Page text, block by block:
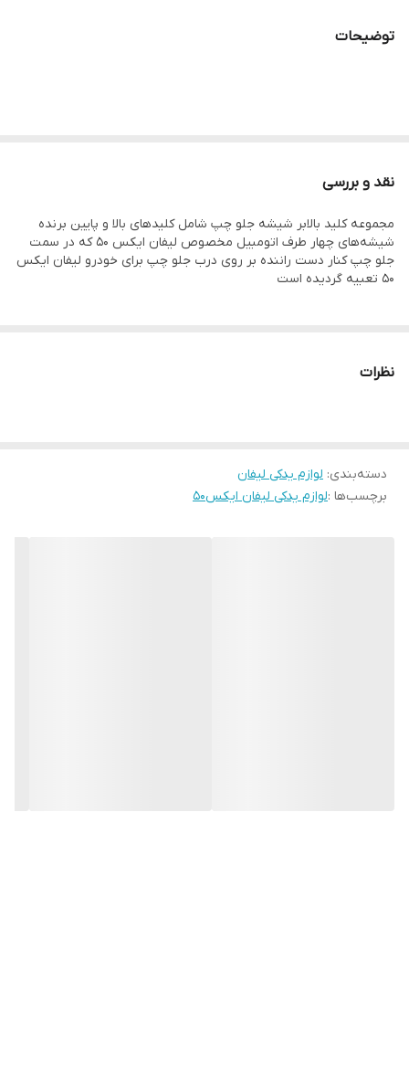
توضیحات
نقد و بررسی
مجموعه کلید بالابر شیشه جلو چپ شامل کلیدهای بالا و پایین برنده
شیشه‌های چهار طرف اتومبیل مخصوص لیفان ایکس ۵۰ که در سمت
جلو چپ کنار دست راننده بر روی درب جلو چپ برای خودرو لیفان ایکس
۵۰ تعبیه گردیده است
نظرات
دسته‌بندی: لوازم یدکی لیفان
برچسب‌ها :لوازم یدکی لیفان ایکس۵۰